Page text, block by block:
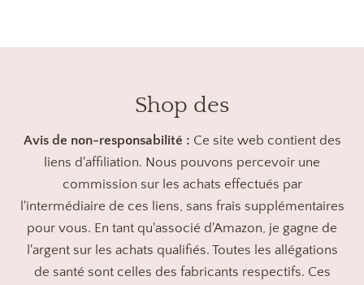
Shop des
Avis de non-responsabilité : Ce site web contient des
liens d'affiliation. Nous pouvons percevoir une
commission sur les achats effectués par
l'intermédiaire de ces liens, sans frais supplémentaires
pour vous. En tant qu'associé d'Amazon, je gagne de
l'argent sur les achats qualifiés. Toutes les allégations
de santé sont celles des fabricants respectifs. Ces